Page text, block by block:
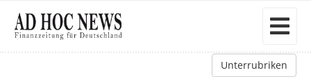
Unterrubriken